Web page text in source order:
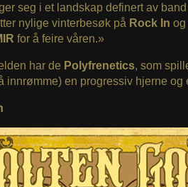
seg i et landskap definert av
nylige vinterbesøk på Rock In og
for å feire våren.»
har de Polyfrenetics, som
innrømme) en progressiv hjerne og